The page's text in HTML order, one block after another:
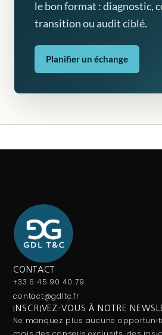
le bon format : diagnostic,
transition ou audit ciblé.
Planifier un échange
CONTACT
+33 6 45 90 40 79
contact@gdltc.fr
INSCRIVEZ-VOUS À NOTRE
Ne manquez plus aucune